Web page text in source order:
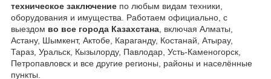
техническое заключение по любым видам техники,
оборудования и имущества. Работаем официально, с
выездом во все города Казахстана , включая Алматы,
Астану, Шымкент, Актобе, Караганду, Костанай, Атырау,
Тараз, Уральск, Кызылорду, Павлодар, Усть-Каменогорск,
Петропавловск и все другие регионы, районы и населённые
пункты.